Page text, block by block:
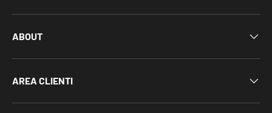
ABOUT
AREA CLIENTI